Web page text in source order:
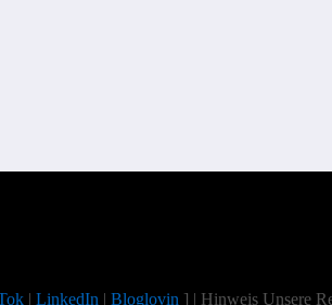
| LinkedIn | Bloglovin ] | Hinweis Unsere